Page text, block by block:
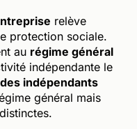
relève
protection sociale.
au régime général
indépendante le
indépendants
général mais